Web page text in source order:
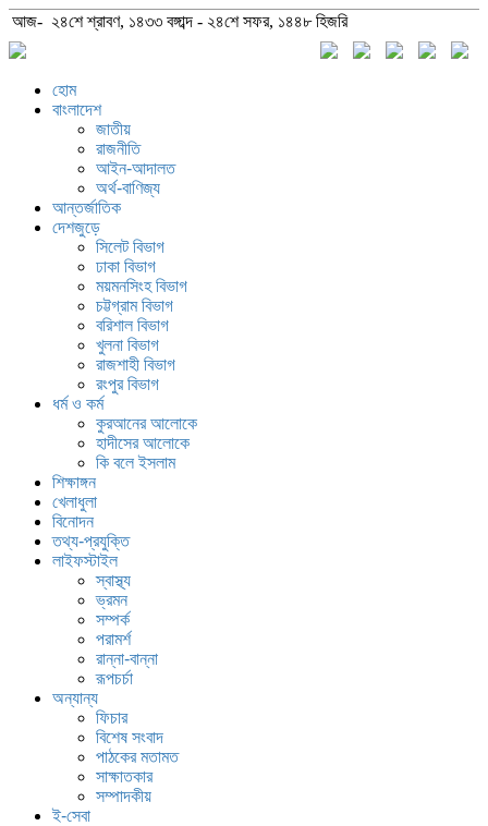
আজ- ২৪শে শ্রাবণ, ১৪৩৩ বঙ্গাব্দ - ২৪শে সফর, ১৪৪৮ হিজরি
হোম
বাংলাদেশ
জাতীয়
রাজনীতি
আইন-আদালত
অর্থ-বাণিজ্য
আন্তর্জাতিক
দেশজুড়ে
সিলেট বিভাগ
ঢাকা বিভাগ
ময়মনসিংহ বিভাগ
চট্টগ্রাম বিভাগ
বরিশাল বিভাগ
খুলনা বিভাগ
রাজশাহী বিভাগ
রংপুর বিভাগ
ধর্ম ও কর্ম
কুরআনের আলোকে
হাদীসের আলোকে
কি বলে ইসলাম
শিক্ষাঙ্গন
খেলাধুলা
বিনোদন
তথ্য-প্রযুক্তি
লাইফস্টাইল
স্বাস্থ্য
ভ্রমন
সম্পর্ক
পরামর্শ
রান্না-বান্না
রূপচর্চা
অন্যান্য
ফিচার
বিশেষ সংবাদ
পাঠকের মতামত
সাক্ষাতকার
সম্পাদকীয়
ই-সেবা